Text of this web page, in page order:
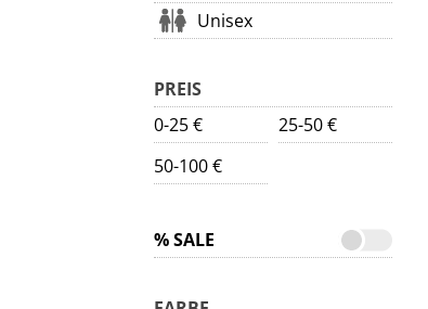
Unisex
PREIS
0-25 €
25-50 €
50-100 €
% SALE